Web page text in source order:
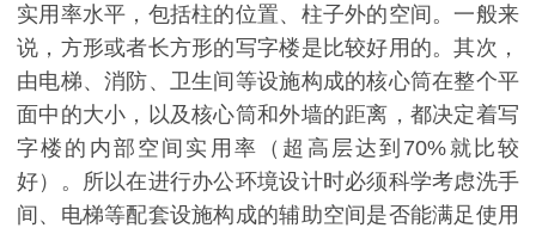
实用率水平，包括柱的位置、柱子外的空间。一般来
说，方形或者长方形的写字楼是比较好用的。其次，
由电梯、消防、卫生间等设施构成的核心筒在整个平
面中的大小，以及核心筒和外墙的距离，都决定着写
字楼的内部空间实用率（超高层达到 70% 就比较
好）。所以在进行办公环境设计时必须科学考虑洗手
间、电梯等配套设施构成的辅助空间是否能满足使用